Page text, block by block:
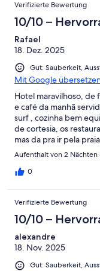
Verifizierte Bewertung
10/10 –
Rafael
18. Dez. 2025
Gut: Sauberkeit,
Mit Google
Hotel maravilhoso, de
e café da manhã
surf , cozinha bem
de cortesia, os
mas da pra ir pela
Aufenthalt von 2
0
Verifizierte Bewertung
10/10 –
alexandre
18. Nov. 2025
Gut: Sauberkeit,